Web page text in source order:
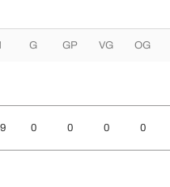
G GP VG OG
0 0 0 0